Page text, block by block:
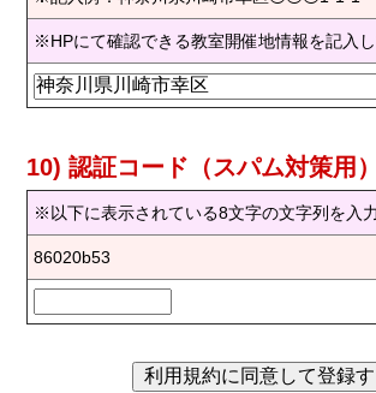
※HPにて確認できる教室開催地情報を記入し
10) 認証コード（スパム対策用）
※以下に表示されている8文字の文字列を入
86020b53